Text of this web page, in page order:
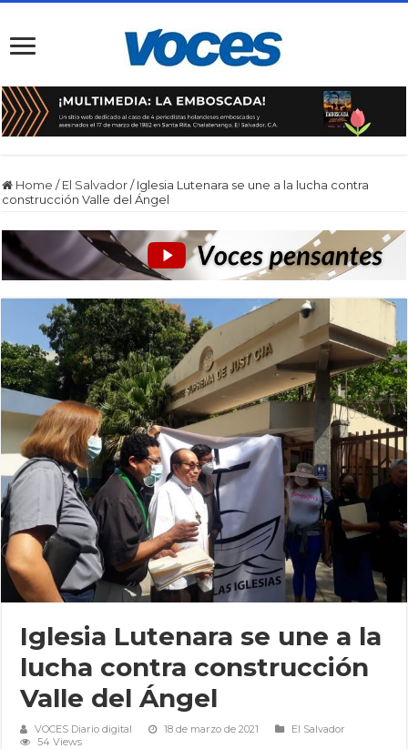
Home / El Salvador / Iglesia Lutenara se une a la lucha contra
construcción Valle del Ángel
Iglesia Lutenara se une a la
lucha contra construcción
Valle del Ángel
VOCES Diario digital 18 de marzo de 2021
El Salvador
54 Views